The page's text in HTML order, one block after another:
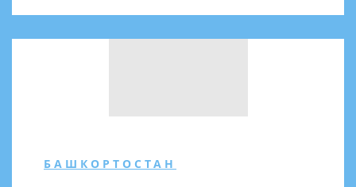
БАШКОРТОСТАН